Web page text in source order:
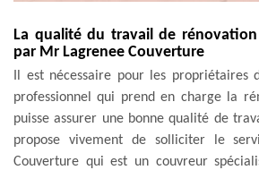
La qualité du travail de
par Mr Lagrenee Couverture
Il est nécessaire pour les propriétaires
professionnel qui prend en charge la
puisse assurer une bonne qualité de
propose vivement de solliciter le
Couverture qui est un couvreur